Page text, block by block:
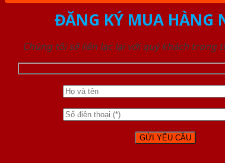
ĐĂNG KÝ MUA HÀNG
Chúng tôi sẽ liên lạc lại với quý khách trong